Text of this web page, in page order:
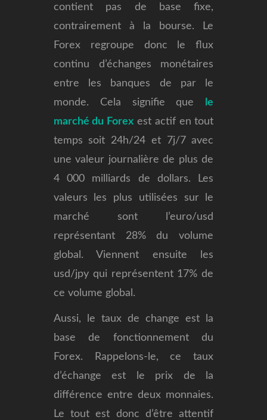
contient pas de base fixe,
contrairement à la bourse. Le
Forex regroupe donc le flux
continu d’échanges monétaires
entre les banques de par le
monde. Cela signifie que
le
marché du Forex est actif en tout
temps soit 24h/24 et 7j/7 avec
une valeur journalière de plus de
4 000 milliards de dollars. Les
valeurs les plus utilisées sur le
marché sont l’euro/usd
représentant 28% du volume
global. Viennent ensuite les
usd/jpy qui représentent 17% de
ce volume global.
Aussi, le taux de change est la
base de fonctionnement du
Forex. Rappelons-le, ce taux
d’échange est le prix de la
différence entre deux monnaies.
Le tout est donc d’être attentif